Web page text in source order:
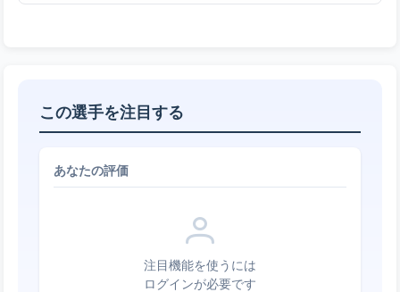
この選手を注目する
あなたの評価
注目機能を使うには
ログインが必要です